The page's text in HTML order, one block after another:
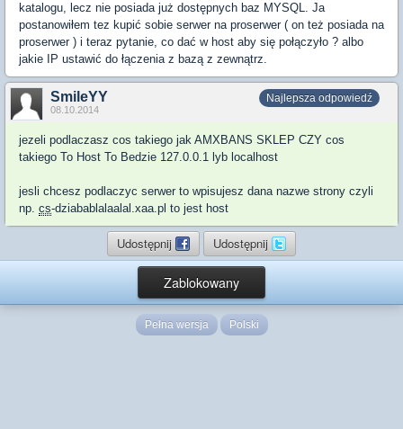
katalogu, lecz nie posiada już dostępnych baz MYSQL. Ja
postanowiłem tez kupić sobie serwer na proserwer ( on też posiada na
proserwer ) i teraz pytanie, co dać w host aby się połączyło ? albo
jakie IP ustawić do łączenia z bazą z zewnątrz.
Najlepsza odpowiedź
SmileYY
08.10.2014
jezeli podlaczasz cos takiego jak AMXBANS SKLEP CZY cos
takiego To Host To Bedzie 127.0.0.1 lyb localhost
jesli chcesz podlaczyc serwer to wpisujesz dana nazwe strony czyli
np. cs-dziabablalaalal.xaa.pl to jest host
Udostępnij Udostępnij
Zablokowany
Pełna wersja Polski